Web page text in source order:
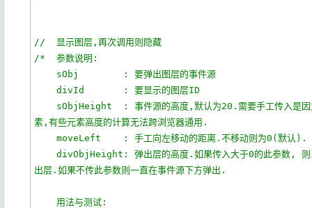
//  显示图层,再次调用则隐藏
/*  参数说明:
    sObj        : 要弹出图层的事件源
    divId       : 要显示的图层ID
素,有些元素高度的计算无法跨浏览器通用.
    moveLeft    : 手工向左移动的距离.不移动则为0(默认).
出层.如果不传此参数则一直在事件源下方弹出.
    用法与测试: